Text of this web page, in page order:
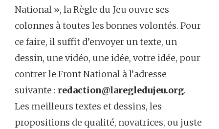
National », la Règle du Jeu ouvre ses
colonnes à toutes les bonnes volontés. Pour
ce faire, il suffit d’envoyer un texte, un
dessin, une vidéo, une idée, votre idée, pour
contrer le Front National à l’adresse
suivante : redaction@laregledujeu.org.
Les meilleurs textes et dessins, les
propositions de qualité, novatrices, ou juste